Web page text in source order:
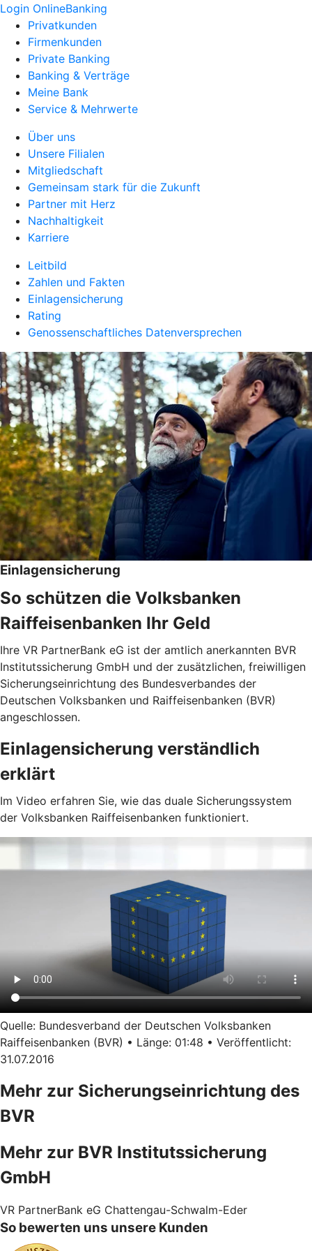
Login OnlineBanking
Privatkunden
Firmenkunden
Private Banking
Banking & Verträge
Meine Bank
Service & Mehrwerte
Über uns
Unsere Filialen
Mitgliedschaft
Gemeinsam stark für die Zukunft
Partner mit Herz
Nachhaltigkeit
Karriere
Leitbild
Zahlen und Fakten
Einlagensicherung
Rating
Genossenschaftliches Datenversprechen
Einlagensicherung
So schützen die Volksbanken
Raiffeisenbanken Ihr Geld
Ihre VR PartnerBank eG ist der amtlich anerkannten BVR
Institutssicherung GmbH und der zusätzlichen, freiwilligen
Sicherungseinrichtung des Bundesverbandes der
Deutschen Volksbanken und Raiffeisenbanken (BVR)
angeschlossen.
Einlagensicherung verständlich
erklärt
Im Video erfahren Sie, wie das duale Sicherungssystem
der Volksbanken Raiffeisenbanken funktioniert.
Quelle: Bundesverband der Deutschen Volksbanken
Raiffeisenbanken (BVR) • Länge: 01:48 • Veröffentlicht:
31.07.2016
Mehr zur Sicherungseinrichtung des
BVR
Mehr zur BVR Institutssicherung
GmbH
VR PartnerBank eG Chattengau-Schwalm-Eder
So bewerten uns unsere Kunden